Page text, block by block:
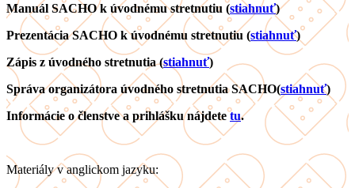
Manuál SACHO k úvodnému stretnutiu (stiahnuť)
Prezentácia SACHO k úvodnému stretnutiu (stiahnuť)
Zápis z úvodného stretnutia (stiahnuť)
Správa organizátora úvodného stretnutia SACHO(stiahnuť)
Informácie o členstve a prihlášku nájdetetu.
Materiály v anglickom jazyku: